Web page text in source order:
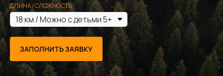
ДЛИНА / СЛОЖНОСТЬ
ЗАПОЛНИТЬ ЗАЯВКУ